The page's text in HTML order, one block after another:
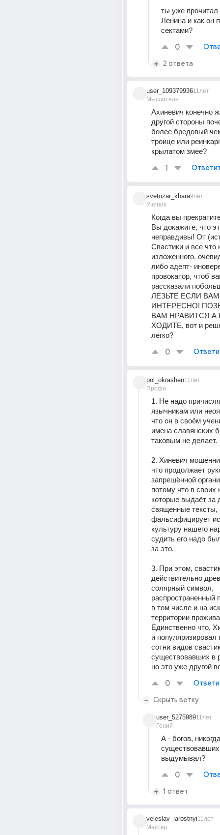
ты уже прочитал
Ленина и как он
сектами?
0
2 ответа
user_109379936
Мыслитель
11лет
Ахиневич конечно
другой стороны
более бредовый
троице или
крылатом змее?
1
svetozar_khara
Ученик
9лет
Когда вы
Вы докажите, что
неправдивы! От
Свастики и все что
изложенного.
либо адепт-
провокатор, чтоб
рассказали
ЛЕЗЬТЕ ЕСЛИ
ИНТЕРЕСНО!
ВАМ НРАВИТСЯ А
ХОДИТЕ, вот и
легко?
0
pol_okrashen
Профи
11лет
1. Не надо
язычникам или
что он в своём
имена славянских
таковым не делает.
2. Хиневич
что продолжает
запрещённой
потому что в своих
которые выдаёт за
священные тексты,
фальсифицирует
культуру нашего
судить его надо
за это.
3. При этом,
действительно
солярный символ,
распространенный
в том числе и на
территории
Единственно что,
и популяризировал
сотни видов
существовавших в
но это уже другой
0
Скрыть ветку
user_5275989
Гений
11лет
А - богов,
выдумывал?
0
1 ответ
veleslav_iarostnyi
Мастер
11лет